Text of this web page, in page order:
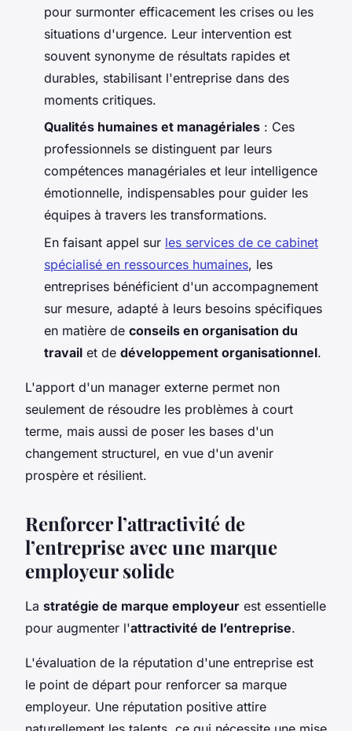
pour surmonter efficacement les crises ou les
situations d'urgence. Leur intervention est
souvent synonyme de résultats rapides et
durables, stabilisant l'entreprise dans des
moments critiques.
Qualités humaines et managériales : Ces
professionnels se distinguent par leurs
compétences managériales et leur intelligence
émotionnelle, indispensables pour guider les
équipes à travers les transformations.
En faisant appel sur les services de ce cabinet
spécialisé en ressources humaines, les
entreprises bénéficient d'un accompagnement
sur mesure, adapté à leurs besoins spécifiques
en matière de conseils en organisation du
travail et de développement organisationnel.
L'apport d'un manager externe permet non
seulement de résoudre les problèmes à court
terme, mais aussi de poser les bases d'un
changement structurel, en vue d'un avenir
prospère et résilient.
Renforcer l’attractivité de
l’entreprise avec une marque
employeur solide
La stratégie de marque employeur est essentielle
pour augmenter l'attractivité de l’entreprise.
L'évaluation de la réputation d'une entreprise est
le point de départ pour renforcer sa marque
employeur. Une réputation positive attire